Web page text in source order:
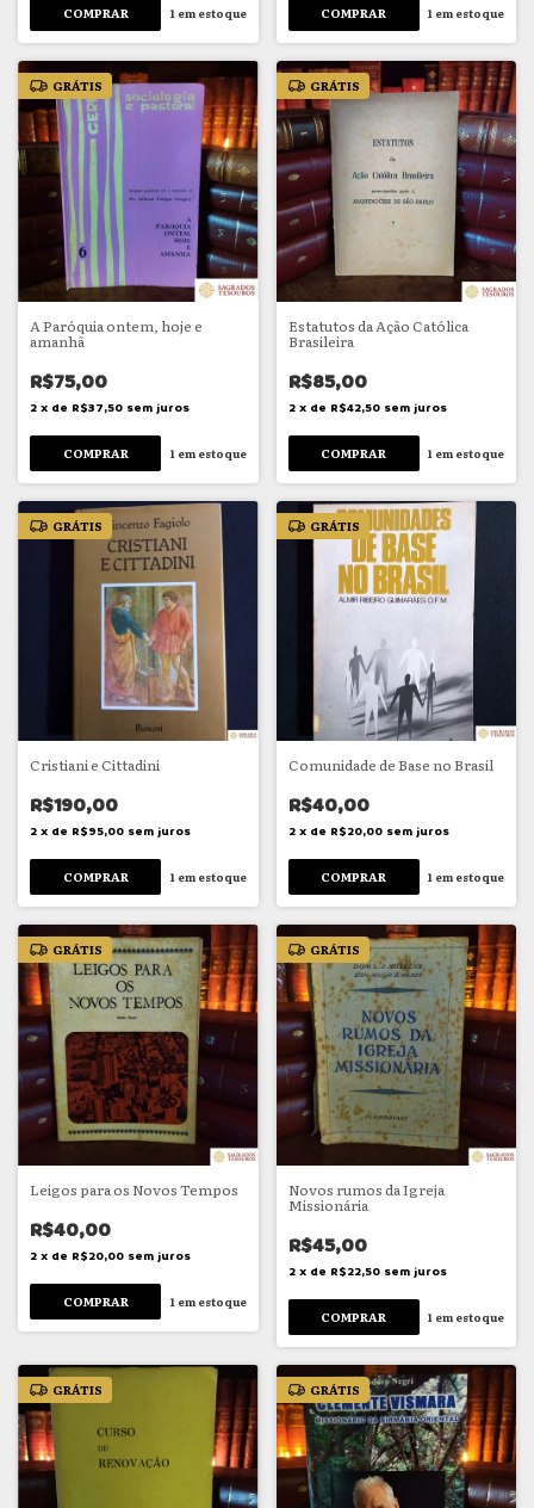
1em estoque 1 em estoque
GRÁTIS
A Paróquia ontem, hoje e
amanhã
R$75,00
2 x de R$37,50 sem juros
1 em estoque
GRÁTIS
Estatutos da Ação Católica
Brasileira
R$85,00
2 x de R$42,50 sem juros
1 em estoque
GRÁTIS
Cristiani e Cittadini
R$190,00
2 x de R$95,00 sem juros
1em estoque
GRÁTIS
Comunidade de Base no Brasil
R$40,00
2 x de R$20,00 sem juros
1 em estoque
GRÁTIS
Leigos para os Novos Tempos
R$40,00
2 x de R$20,00 sem juros
1 em estoque
GRÁTIS
Novos rumos da Igreja
Missionária
R$45,00
2 x de R$22,50 sem juros
1 em estoque
GRÁTIS GRÁTIS